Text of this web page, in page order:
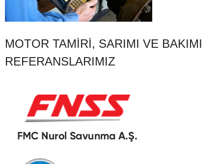
MOTOR TAMIRI, SARIMI VE BAKIMI
REFERANSLARIMIZ